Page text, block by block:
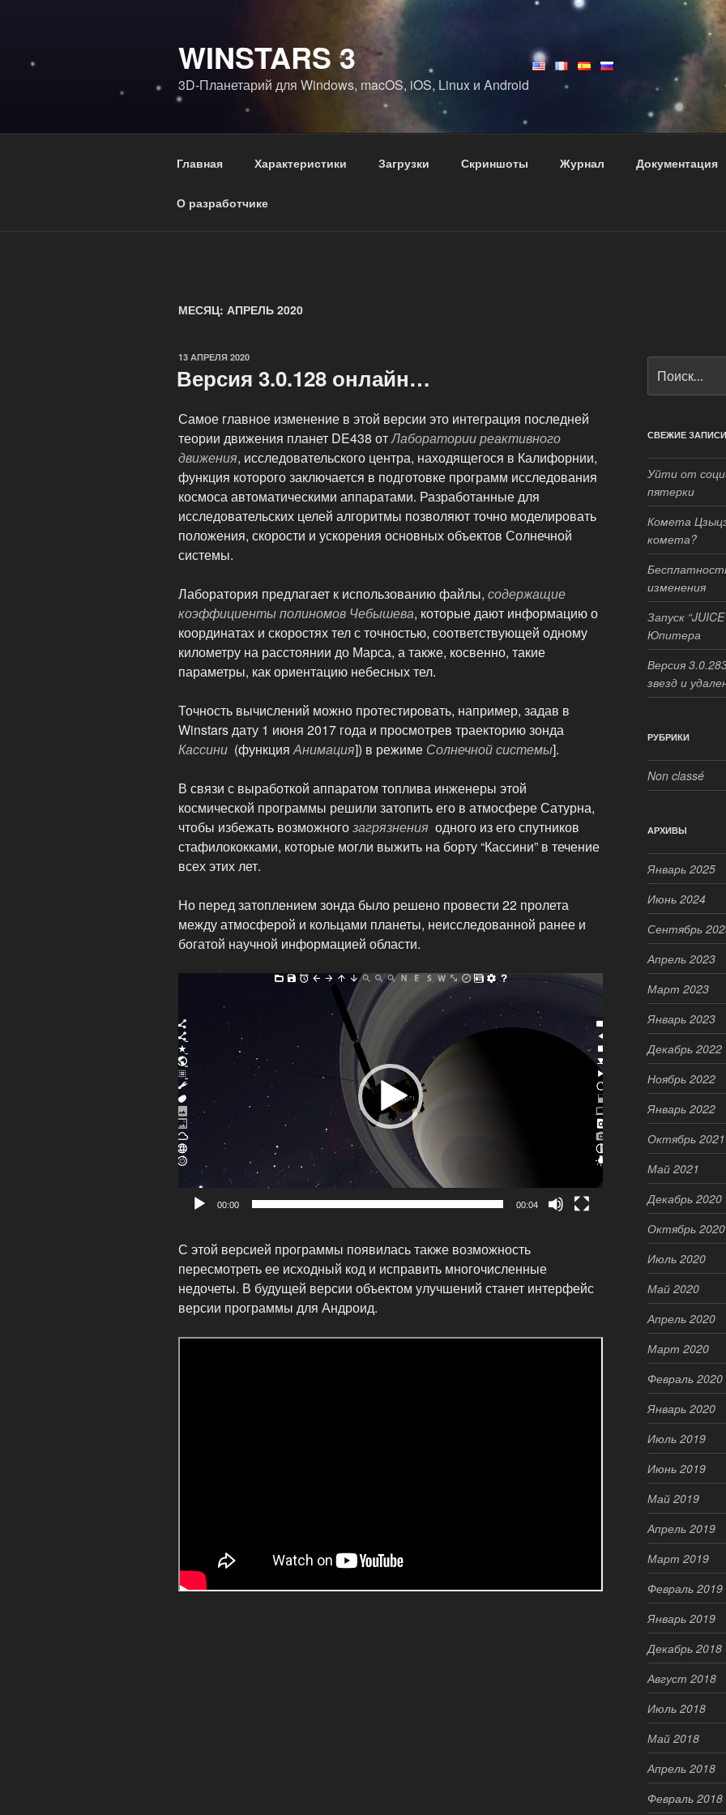
WINSTARS 3
3D-Планетарий для Windows, macOS, iOS, Linux и Android
Главная Характеристики Загрузки Скриншоты Журнал Документация
О разработчике
МЕСЯЦ: АПРЕЛЬ 2020
ОПУБЛИКОВАНО
13 АПРЕЛЯ 2020
Версия 3.0.128 онлайн…
Самое главное изменение в этой версии это интеграция последней
теории движения планет DE438 отЛаборатории реактивного
движения, исследовательского центра, находящегося в Калифорнии,
функция которого заключается в подготовке программ исследования
космоса автоматическими аппаратами. Разработанные для
исследовательских целей алгоритмы позволяют точно моделировать
положения, скорости и ускорения основных объектов Солнечной
системы.
Лаборатория предлагает к использованию файлы, содержащие
коэффициенты полиномов Чебышева, которые дают информацию о
координатах и скоростях тел с точностью, соответствующей одному
километру на расстоянии до Марса, а также, косвенно, такие
параметры, как ориентацию небесных тел.
Точность вычислений можно протестировать, например, задав в
Winstars дату 1 июня 2017 года и просмотрев траекторию зонда
Кассини (функцияАнимация]) в режиме Солнечной системы].
В связи с выработкой аппаратом топлива инженеры этой
космической программы решили затопить его в атмосфере Сатурна,
чтобы избежать возможногозагрязнения одного из его спутников
стафилококками, которые могли выжить на борту “Кассини” в течение
всех этих лет.
Но перед затоплением зонда было решено провести 22 пролета
между атмосферой и кольцами планеты, неисследованной ранее и
богатой научной информацией области.
Видеоплеер
00:00 00:04
С этой версией программы появилась также возможность
пересмотреть ее исходный код и исправить многочисленные
недочеты. В будущей версии объектом улучшений станет интерфейс
версии программы для Андроид.
СВЕЖИЕ ЗАПИСИ
Уйти от
пятерки
Комета
комета?
изменения
Запуск
Юпитера
Версия
звезд и
РУБРИКИ
Non classé
АРХИВЫ
Январь 2025
Июнь 2024
Сентябрь
Апрель 2023
Март 2023
Январь 2023
Декабрь 2022
Ноябрь 2022
Январь 2022
Октябрь 2021
Май 2021
Декабрь 2020
Октябрь 2020
Июль 2020
Май 2020
Апрель 2020
Март 2020
Февраль 2020
Январь 2020
Июль 2019
Июнь 2019
Май 2019
Апрель 2019
Март 2019
Февраль 2019
Январь 2019
Декабрь 2018
Август 2018
Июль 2018
Май 2018
Апрель 2018
Февраль 2018